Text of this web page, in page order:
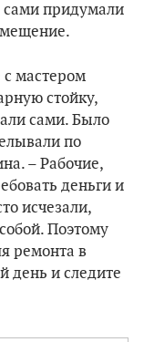
сами придумали
мастером
стойку,
сами. Было
по
– Рабочие,
деньги и
исчезали,
Поэтому
ремонта в
день и следите